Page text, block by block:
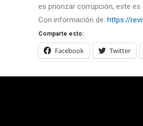
es priorizar corrupción, este es
Con información de:https://
Comparte esto:
Facebook Twitter